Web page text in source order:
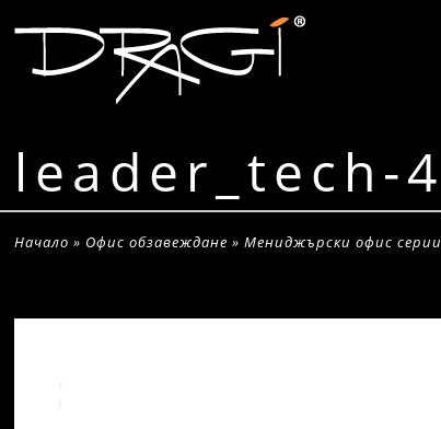
leader_tech-4
Начало » Офис обзавеждане »Мениджърски офис серии